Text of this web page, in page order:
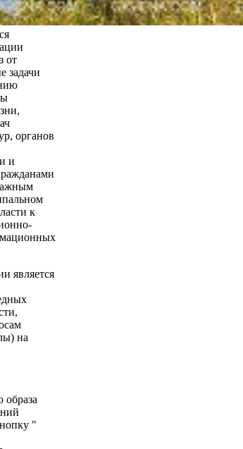
от
задачи
органов
и
к
является
на
образа
"